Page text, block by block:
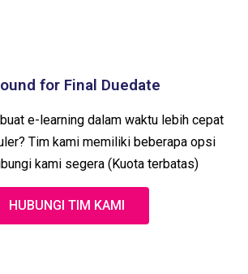
for Final Duedate
e-learning dalam waktu lebih cepat
Tim kami memiliki beberapa opsi
kami segera (Kuota terbatas)
HUBUNGI TIM KAMI